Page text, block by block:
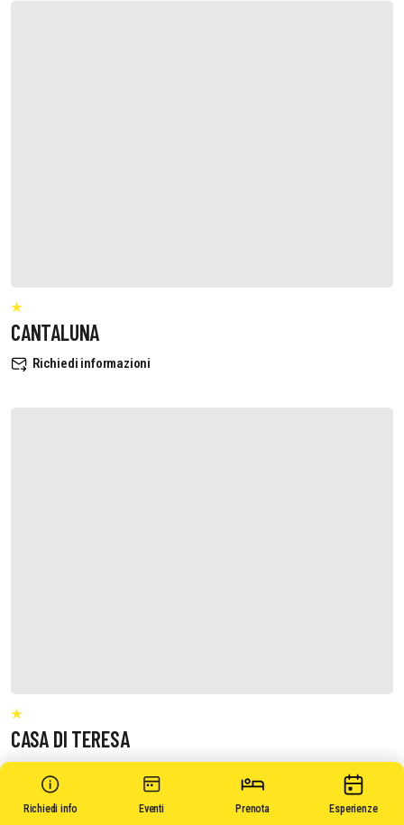
Richiedi info Eventi Prenota Esperienze
CANTALUNA
Richiedi informazioni
CASA DI TERESA